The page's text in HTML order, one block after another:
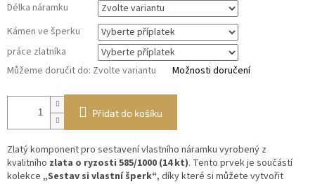
Délka náramku
Kámen ve šperku
práce zlatníka
Můžeme doručit do: Zvolte variantu Možnosti doručení
Přidat do košíku
Zlatý komponent pro sestavení vlastního náramku vyrobený z
kvalitního zlata o ryzosti 585/1000 (14 kt). Tento prvek je součástí
kolekce „Sestav si vlastní šperk“, díky které si můžete vytvořit